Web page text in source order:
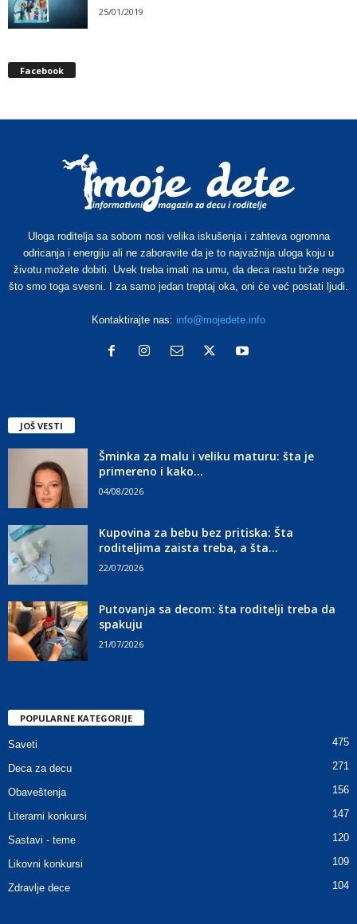
25/01/2019
Facebook
Uloga roditelja sa sobom nosi velika iskušenja i zahteva ogromna
odricanja i energiju ali ne zaboravite da je to najvažnija uloga koju u
životu možete dobiti. Uvek treba imati na umu, da deca rastu brže nego
što smo toga svesni. I za samo jedan treptaj oka, oni će već postati ljudi.
Kontaktirajte nas: info@mojedete.info
JOŠ VESTI
Šminka za malu i veliku maturu: šta je
primereno i kako...
04/08/2026
Kupovina za bebu bez pritiska: Šta
roditeljima zaista treba, a šta...
22/07/2026
Putovanja sa decom: šta roditelji treba da
spakuju
21/07/2026
POPULARNE KATEGORIJE
Saveti 475
Deca za decu 271
Obaveštenja 156
Literarni konkursi 147
Sastavi - teme 120
Likovni konkursi 109
Zdravlje dece 104